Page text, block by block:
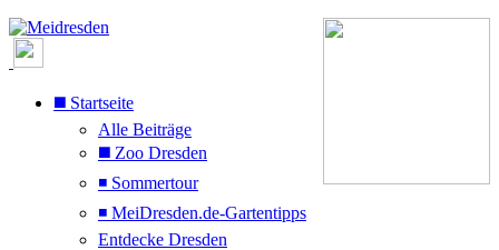
◼️ Startseite
Alle Beiträge
◼️ Zoo Dresden
◾ Sommertour
◾ MeiDresden.de-Gartentipps
Entdecke Dresden